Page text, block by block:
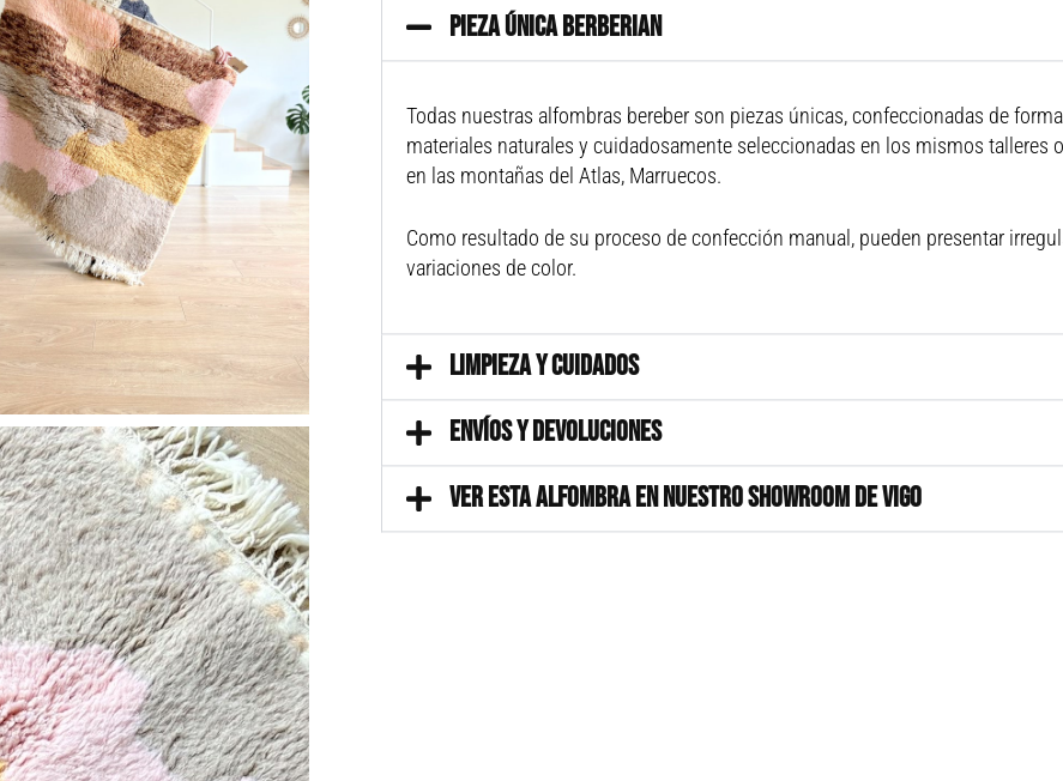
PIEZA ÚNICA BERBERIAN
Todas nuestras alfombras bereber son piezas únicas, confeccionadas de
materiales naturales y cuidadosamente seleccionadas en los mismos talleres
en las montañas del Atlas, Marruecos.
Como resultado de su proceso de confección manual, pueden presentar
variaciones de color.
LIMPIEZA Y CUIDADOS
ENVÍOS Y DEVOLUCIONES
VER ESTA ALFOMBRA EN NUESTRO SHOWROOM DE VIGO